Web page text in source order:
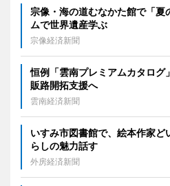
宗像・海の道むなかた館で「
ムで世界遺産学ぶ
宗像経済新聞
恒例「雲南プレミアムカタロ
販路開拓支援へ
雲南経済新聞
いすみ市図書館で、絵本作家
らしの魅力話す
外房経済新聞